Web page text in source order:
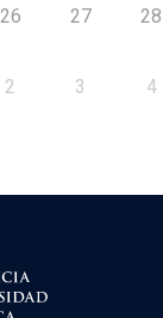
26 27 28
2 3 4